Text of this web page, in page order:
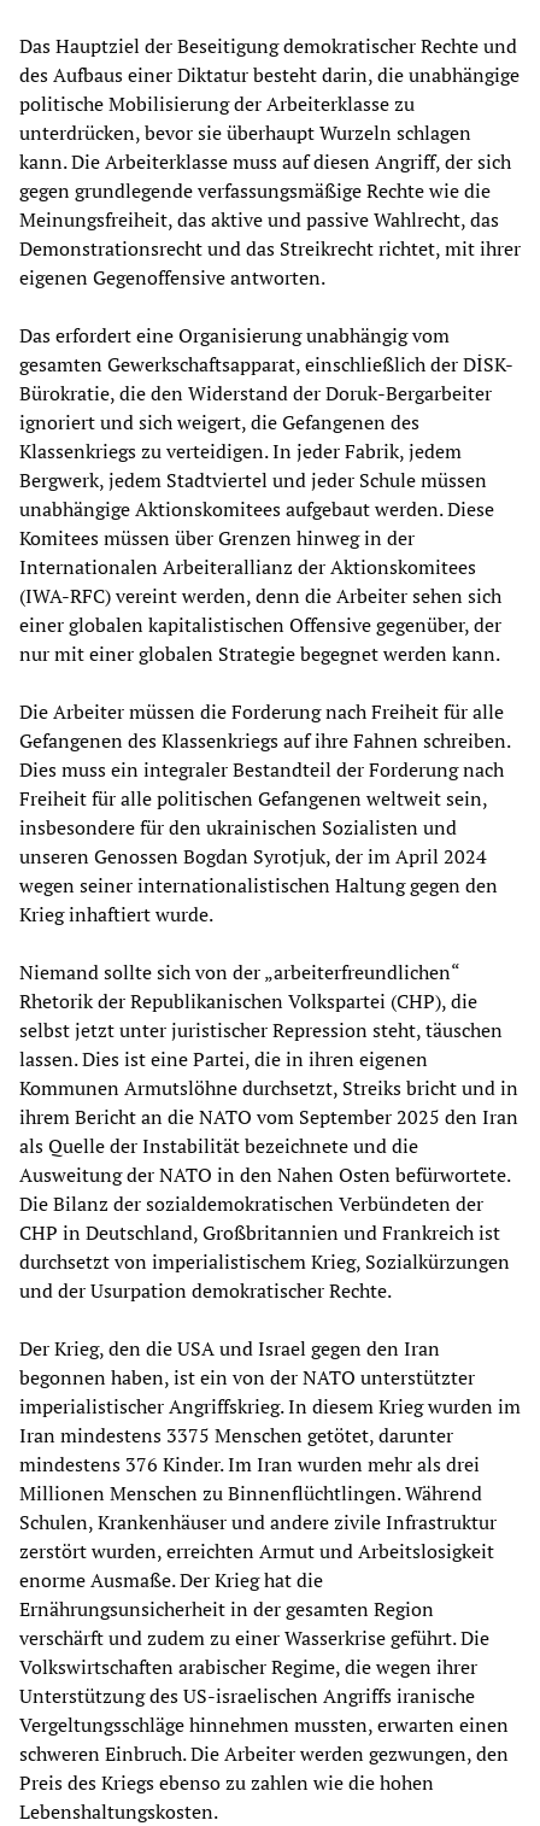
Das Hauptziel der Beseitigung demokratischer Rechte und
des Aufbaus einer Diktatur besteht darin, die unabhängige
politische Mobilisierung der Arbeiterklasse zu
unterdrücken, bevor sie überhaupt Wurzeln schlagen
kann. Die Arbeiterklasse muss auf diesen Angriff, der sich
gegen grundlegende verfassungsmäßige Rechte wie die
Meinungsfreiheit, das aktive und passive Wahlrecht, das
Demonstrationsrecht und das Streikrecht richtet, mit ihrer
eigenen Gegenoffensive antworten.
Das erfordert eine Organisierung unabhängig vom
gesamten Gewerkschaftsapparat, einschließlich der DİSK-
Bürokratie, die den Widerstand der Doruk-Bergarbeiter
ignoriert und sich weigert, die Gefangenen des
Klassenkriegs zu verteidigen. In jeder Fabrik, jedem
Bergwerk, jedem Stadtviertel und jeder Schule müssen
unabhängige Aktionskomitees aufgebaut werden. Diese
Komitees müssen über Grenzen hinweg in der
Internationalen Arbeiterallianz der Aktionskomitees
(IWA-RFC) vereint werden, denn die Arbeiter sehen sich
einer globalen kapitalistischen Offensive gegenüber, der
nur mit einer globalen Strategie begegnet werden kann.
Die Arbeiter müssen die Forderung nach Freiheit für alle
Gefangenen des Klassenkriegs auf ihre Fahnen schreiben.
Dies muss ein integraler Bestandteil der Forderung nach
Freiheit für alle politischen Gefangenen weltweit sein,
insbesondere für den ukrainischen Sozialisten und
unseren Genossen Bogdan Syrotjuk, der im April 2024
wegen seiner internationalistischen Haltung gegen den
Krieg inhaftiert wurde.
Niemand sollte sich von der „arbeiterfreundlichen“
Rhetorik der Republikanischen Volkspartei (CHP), die
selbst jetzt unter juristischer Repression steht, täuschen
lassen. Dies ist eine Partei, die in ihren eigenen
Kommunen Armutslöhne durchsetzt, Streiks bricht und in
ihrem Bericht an die NATO vom September 2025 den Iran
als Quelle der Instabilität bezeichnete und die
Ausweitung der NATO in den Nahen Osten befürwortete.
Die Bilanz der sozialdemokratischen Verbündeten der
CHP in Deutschland, Großbritannien und Frankreich ist
durchsetzt von imperialistischem Krieg, Sozialkürzungen
und der Usurpation demokratischer Rechte.
Der Krieg, den die USA und Israel gegen den Iran
begonnen haben, ist ein von der NATO unterstützter
imperialistischer Angriffskrieg. In diesem Krieg wurden im
Iran mindestens 3375 Menschen getötet, darunter
mindestens 376 Kinder. Im Iran wurden mehr als drei
Millionen Menschen zu Binnenflüchtlingen. Während
Schulen, Krankenhäuser und andere zivile Infrastruktur
zerstört wurden, erreichten Armut und Arbeitslosigkeit
enorme Ausmaße. Der Krieg hat die
Ernährungsunsicherheit in der gesamten Region
verschärft und zudem zu einer Wasserkrise geführt. Die
Volkswirtschaften arabischer Regime, die wegen ihrer
Unterstützung des US-israelischen Angriffs iranische
Vergeltungsschläge hinnehmen mussten, erwarten einen
schweren Einbruch. Die Arbeiter werden gezwungen, den
Preis des Kriegs ebenso zu zahlen wie die hohen
Lebenshaltungskosten.